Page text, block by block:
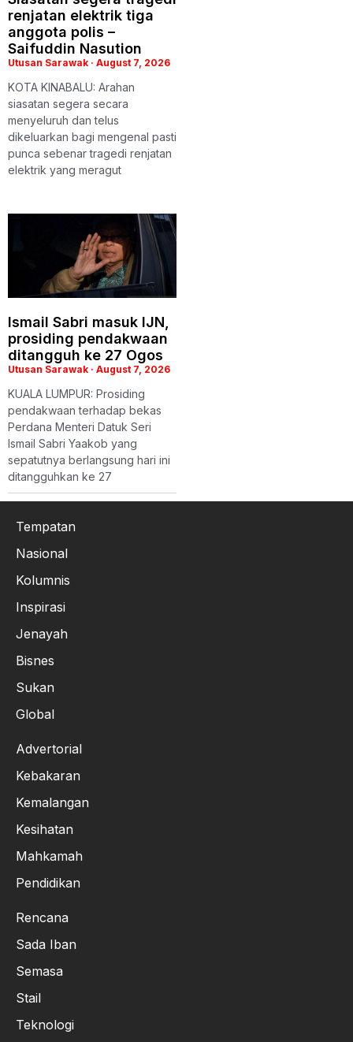
renjatan elektrik tiga
anggota polis –
Saifuddin Nasution
Utusan Sarawak August 7, 2026
KOTA KINABALU: Arahan
siasatan segera secara
menyeluruh dan telus
dikeluarkan bagi mengenal pasti
punca sebenar tragedi renjatan
elektrik yang meragut
Ismail Sabri masuk IJN,
prosiding pendakwaan
ditangguh ke 27 Ogos
Utusan Sarawak August 7, 2026
KUALA LUMPUR: Prosiding
pendakwaan terhadap bekas
Perdana Menteri Datuk Seri
Ismail Sabri Yaakob yang
sepatutnya berlangsung hari ini
ditangguhkan ke 27
Tempatan
Nasional
Kolumnis
Inspirasi
Jenayah
Bisnes
Sukan
Global
Advertorial
Kebakaran
Kemalangan
Kesihatan
Mahkamah
Pendidikan
Rencana
Sada Iban
Semasa
Stail
Teknologi